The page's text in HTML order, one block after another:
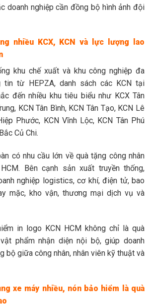
doanh nghiệp cần đồng bộ hình ảnh đội
nhiều KCX, KCN và lực lượng lao
khu chế xuất và khu công nghiệp đa
tin từ HEPZA, danh sách các KCN tại
đến nhiều khu tiêu biểu như KCX Tân
KCN Tân Bình, KCN Tân Tạo, KCN Lê
Phước, KCN Vĩnh Lộc, KCN Tân Phú
Củ Chi.
có nhu cầu lớn về quà tặng công nhân
Bên cạnh sản xuất truyền thống,
nghiệp logistics, cơ khí, điện tử, bao
mặc, kho vận, thương mại dịch vụ và
in logo KCN HCM không chỉ là quà
phẩm nhận diện nội bộ, giúp doanh
bộ giữa công nhân, nhân viên kỹ thuật và
xe máy nhiều, nón bảo hiểm là quà